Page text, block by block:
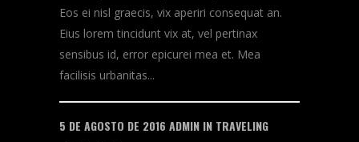
Eos ei nisl graecis, vix aperiri consequat an.
Eius lorem tincidunt vix at, vel pertinax
sensibus id, error epicurei mea et. Mea
facilisis urbanitas...
5 DE AGOSTO DE 2016 ADMIN IN TRAVELING